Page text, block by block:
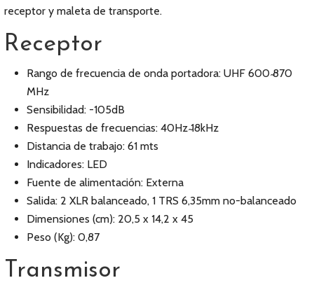
receptor y maleta de transporte.
Receptor
Rango de frecuencia de onda portadora: UHF 600 ̴870
MHz
Sensibilidad: -105dB
Respuestas de frecuencias: 40Hz ̴18kHz
Distancia de trabajo: 61 mts
Indicadores: LED
Fuente de alimentación: Externa
Salida: 2 XLR balanceado, 1 TRS 6,35mm no-balanceado
Dimensiones (cm): 20,5 x 14,2 x 45
Peso (Kg): 0,87
Transmisor